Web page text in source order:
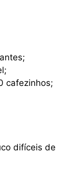
cafezinhos;
difíceis de